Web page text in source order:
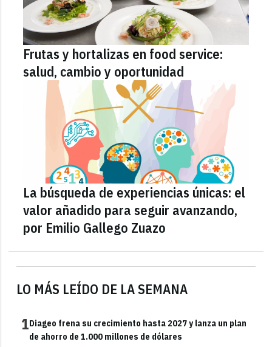
LO MÁS LEÍDO DE LA SEMANA
1Diageo frena su crecimiento hasta 2027 y lanza un plan
de ahorro de 1.000 millones de dólares
Frutas y hortalizas en food service:
salud, cambio y oportunidad
La búsqueda de experiencias únicas: el
valor añadido para seguir avanzando,
por Emilio Gallego Zuazo